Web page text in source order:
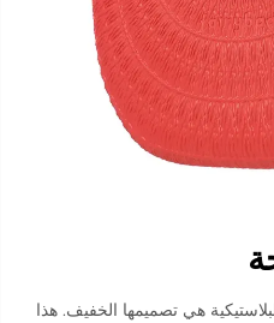
هي تصميمها الخفيف. هذا